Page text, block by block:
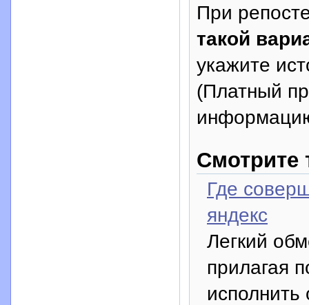
При
такой
укажите
(Платный
Смотрите
Где
яндекс
Легкий
прилагая